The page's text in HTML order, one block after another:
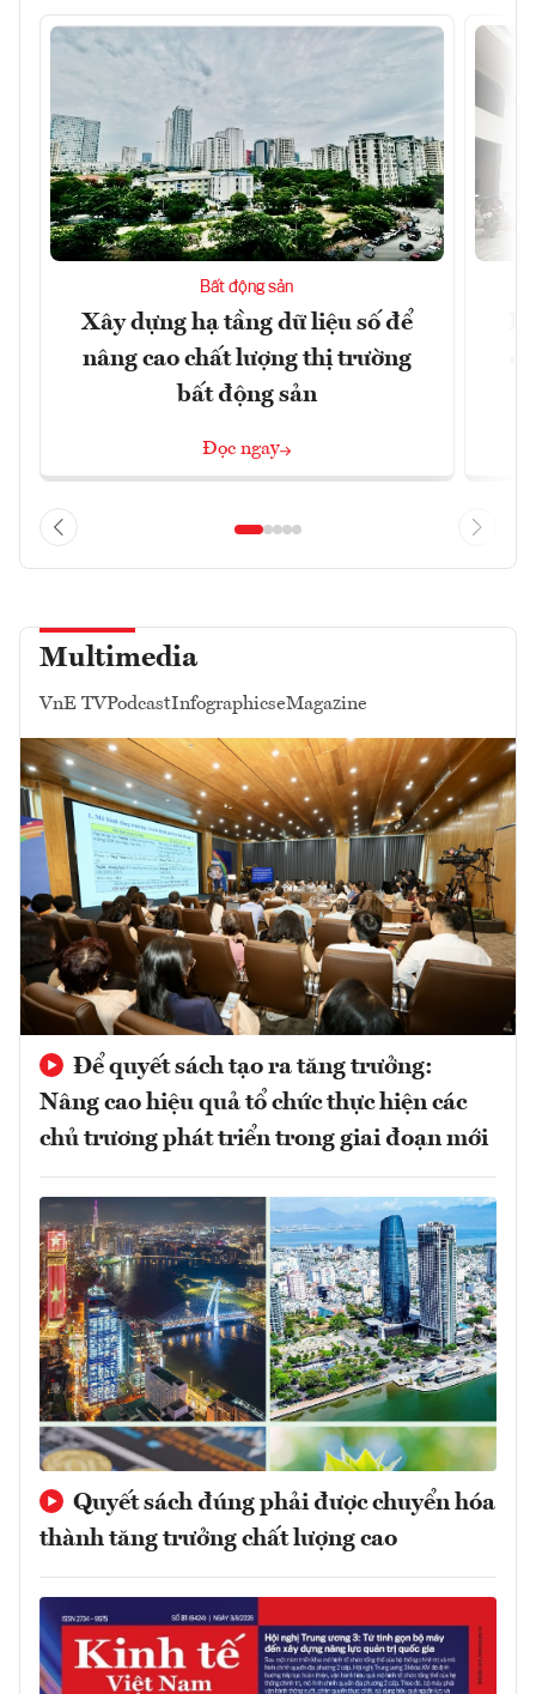
Bất động sản
Xây dựng hạ tầng dữ liệu số để
nâng cao chất lượng thị trường
bất động sản
Đọc ngay
Multimedia
VnE TVPodcastInfographicseMagazine
Để quyết sách tạo ra tăng trưởng:
Nâng cao hiệu quả tổ chức thực hiện các
chủ trương phát triển trong giai đoạn mới
Quyết sách đúng phải được chuyển hóa
thành tăng trưởng chất lượng cao